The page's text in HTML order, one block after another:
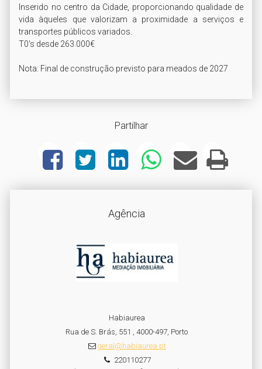
Partilhar
Agência
Habiaurea
Rua de S. Brás, 551 , 4000-497, Porto
geral@habiaurea.pt
220110277
Inserido no centro da Cidade, proporcionando qualidade de
vida àqueles que valorizam a proximidade a serviços e
transportes públicos variados.
T0's desde 263.000€
Nota: Final de construção previsto para meados de 2027